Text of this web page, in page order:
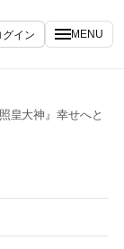
グイン MENU
皇大神』幸せへと